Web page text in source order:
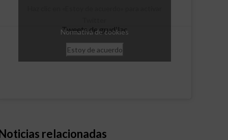
Tweets de grudilec
Normativa de cookies
Estoy de acuerdo
relacionadas